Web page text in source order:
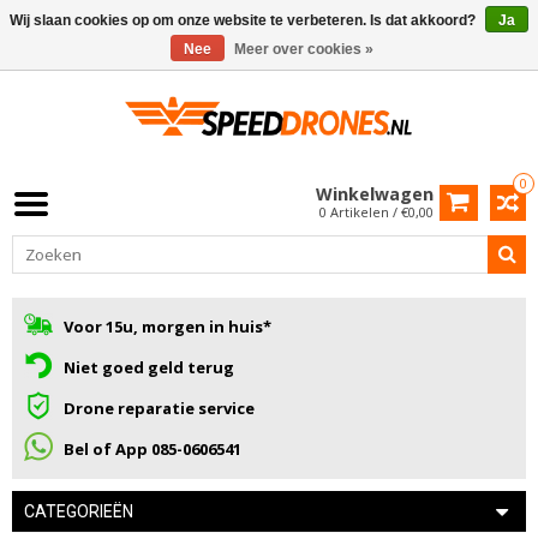
0
Winkelwagen
0 Artikelen / €0,00
Voor 15u, morgen in huis*
Niet goed geld terug
Drone reparatie service
Bel of App 085-0606541
CATEGORIEËN
Wij slaan cookies op om onze website te verbeteren. Is dat akkoord?
Ja
Nee
Meer over cookies »